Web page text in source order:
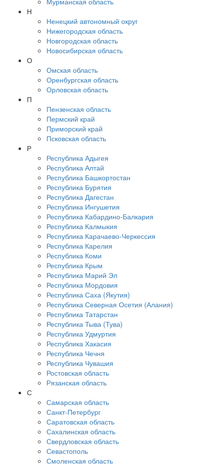
Н
Ненецкий автономный округ
Нижегородская область
Новгородская область
Новосибирская область
О
Омская область
Оренбургская область
Орловская область
П
Пензенская область
Пермский край
Приморский край
Псковская область
Р
Республика Адыгея
Республика Алтай
Республика Башкортостан
Республика Бурятия
Республика Дагестан
Республика Ингушетия
Республика Кабардино-Балкария
Республика Калмыкия
Республика Карачаево-Черкессия
Республика Карелия
Республика Коми
Республика Крым
Республика Марий Эл
Республика Мордовия
Республика Саха (Якутия)
Республика Северная Осетия (Алания)
Республика Татарстан
Республика Тыва (Тува)
Республика Удмуртия
Республика Хакасия
Республика Чечня
Республика Чувашия
Ростовская область
Рязанская область
С
Самарская область
Санкт-Петербург
Саратовская область
Сахалинская область
Свердловская область
Севастополь
Смоленская область